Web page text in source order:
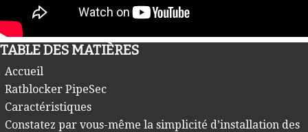
TABLE DES MATIÈRES
Accueil
Ratblocker PipeSec
Caractéristiques
Constatez par vous-même la simplicité d’installation des